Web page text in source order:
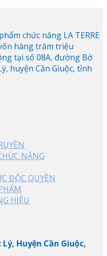
chức năng LA TERRE
hàng trăm triệu
tại số 08A, đường Bờ
huyện Cần Giuộc, tỉnh
NĂNG
ĐỘC QUYỀN
HIỆU
Huyện Cần Giuộc,